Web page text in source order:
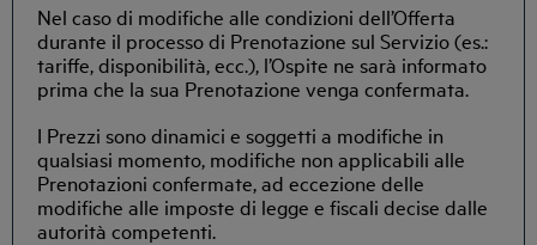
Nel caso di modifiche alle condizioni dell’Offerta
durante il processo di Prenotazione sul Servizio (es.:
tariffe, disponibilità, ecc.), l’Ospite ne sarà informato
prima che la sua Prenotazione venga confermata.
I Prezzi sono dinamici e soggetti a modifiche in
qualsiasi momento, modifiche non applicabili alle
Prenotazioni confermate, ad eccezione delle
modifiche alle imposte di legge e fiscali decise dalle
autorità competenti.